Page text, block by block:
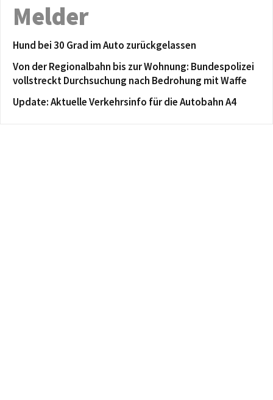
Melder
Hund bei 30 Grad im Auto zurückgelassen
Von der Regionalbahn bis zur Wohnung: Bundespolizei
vollstreckt Durchsuchung nach Bedrohung mit Waffe
Update: Aktuelle Verkehrsinfo für die Autobahn A4